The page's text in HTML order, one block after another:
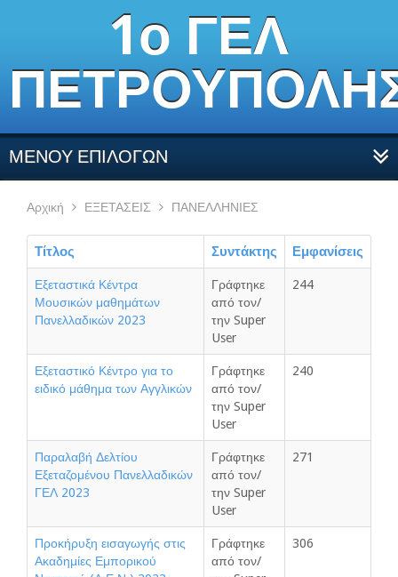
1ο ΓΕΛ
ΜΕΝΟΥ ΕΠΙΛΟΓΩΝ
Αρχική ΕΞΕΤΑΣΕΙΣ ΠΑΝΕΛΛΗΝΙΕΣ
Τίτλος Συντάκτης Εμφανίσεις
Εξεταστικά Κέντρα
Μουσικών μαθημάτων
Πανελλαδικών 2023
Γράφτηκε
από τον/
την Super
User
244
Εξεταστικό Κέντρο για το
ειδικό μάθημα των Αγγλικών
Γράφτηκε
από τον/
την Super
User
240
Παραλαβή Δελτίου
Εξεταζομένου Πανελλαδικών
ΓΕΛ 2023
Γράφτηκε
από τον/
την Super
User
271
Προκήρυξη εισαγωγής στις
Ακαδημίες Εμπορικού
Γράφτηκε
από τον/
306